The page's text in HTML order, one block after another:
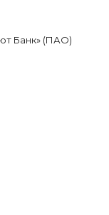
Банк» (ПАО)